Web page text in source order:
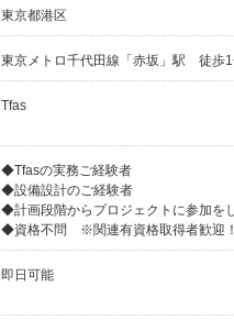
東京都港区
東京メトロ千代田線「赤坂」駅 徒歩
Tfas
◆Tfasの実務ご経験者
◆設備設計のご経験者
◆計画段階からプロジェクトに参加を
◆資格不問 ※関連有資格取得者歓迎！
即日可能